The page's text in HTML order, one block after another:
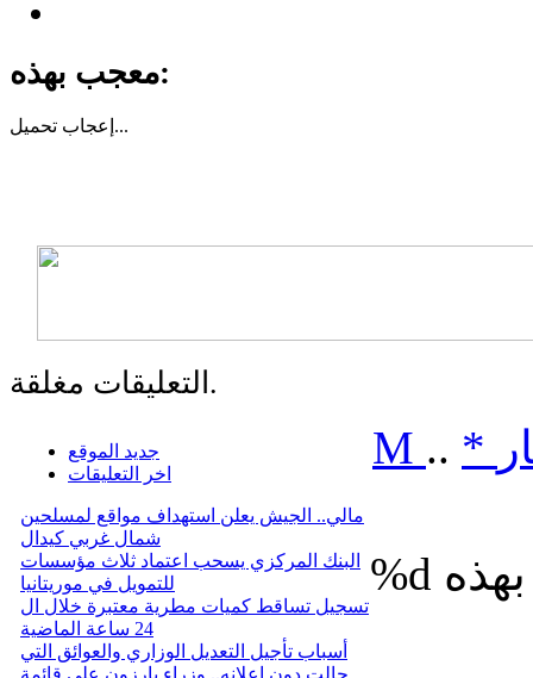
معجب بهذه:
إعجاب تحميل...
التعليقات مغلقة.
جديد الموقع
اخر التعليقات
مالي.. الجيش يعلن استهداف مواقع لمسلحين
شمال غربي كيدال
البنك المركزي يسحب اعتماد ثلاث مؤسسات
للتمويل في موريتانيا
تسجيل تساقط كميات مطرية معتبرة خلال ال
24 ساعة الماضية
أسباب تأجيل التعديل الوزاري والعوائق التي
حالت دون إعلانه.. وزراء بارزون على قائمة
M .. *
%d